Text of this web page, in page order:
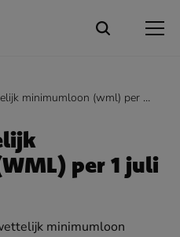
wijziging wettelijk minimumloon (wml) per 1 juli 2025
per 1 juli
minimumloon